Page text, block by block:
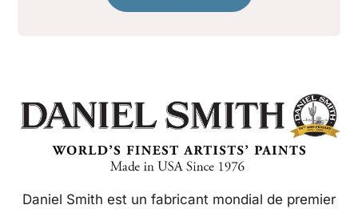
Daniel Smith est un fabricant mondial de premier